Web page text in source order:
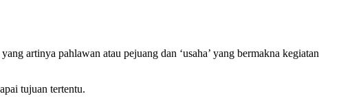
artinya pahlawan atau pejuang dan ‘usaha’ yang bermakna kegiatan
tujuan tertentu.